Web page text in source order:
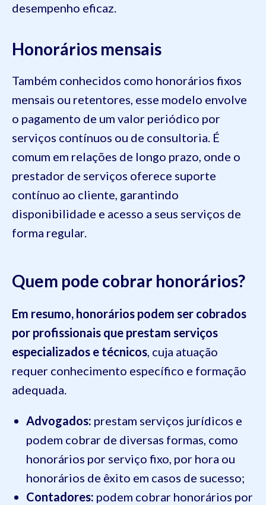
desempenho eficaz.
Honorários mensais
Também conhecidos como honorários fixos
mensais ou retentores, esse modelo envolve
o pagamento de um valor periódico por
serviços contínuos ou de consultoria. É
comum em relações de longo prazo, onde o
prestador de serviços oferece suporte
contínuo ao cliente, garantindo
disponibilidade e acesso a seus serviços de
forma regular.
Quem pode cobrar honorários?
Em resumo, honorários podem ser cobrados
por profissionais que prestam serviços
especializados e técnicos, cuja atuação
requer conhecimento específico e formação
adequada.
Advogados: prestam serviços jurídicos e
podem cobrar de diversas formas, como
honorários por serviço fixo, por hora ou
honorários de êxito em casos de sucesso;
Contadores: podem cobrar honorários por